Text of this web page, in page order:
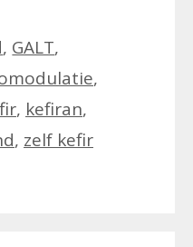
, GALT,
,
, kefiran,
, zelf kefir